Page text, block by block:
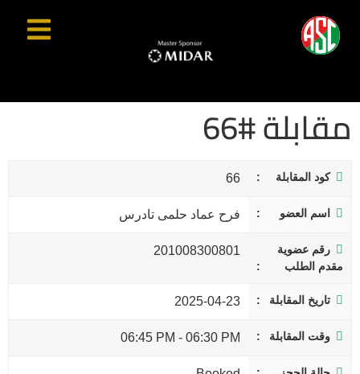
مقابلة #66
كود المقابلة 66
اسم العضو فرح عماد حلمى تادرس
رقم عضوية
مقدم الطلب
201008300801
تاريخ المقابلة 2025-04-23
وقت المقابلة 06:30 PM
-
06:45 PM